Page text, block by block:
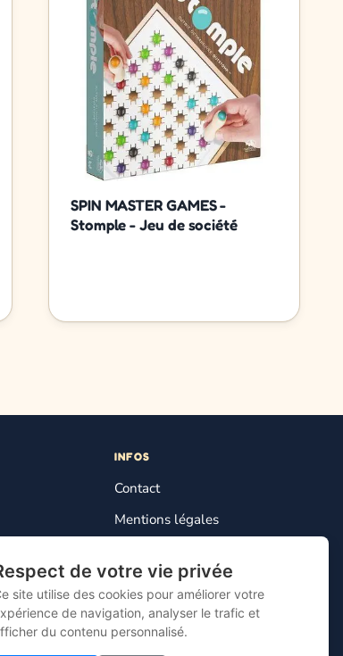
de votre vie privée
site utilise des cookies pour améliorer votre
de navigation, analyser le trafic et
du contenu personnalisé.
SPIN MASTER GAMES -
Stomple - Jeu de société
INFOS
Contact
Mentions légales
Gestion des cookies